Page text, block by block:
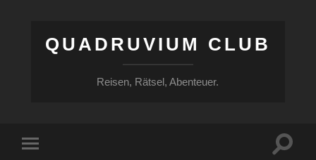
QUADRUVIUM CLUB
Reisen, Rätsel, Abenteuer.